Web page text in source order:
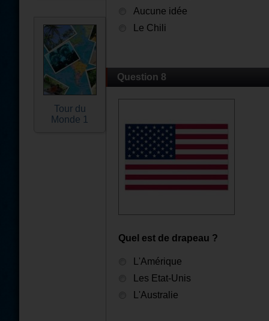
Tour du
Monde 1
Aucune idée
Le Chili
Question 8
Quel est de drapeau ?
L'Amérique
Les Etat-Unis
L'Australie